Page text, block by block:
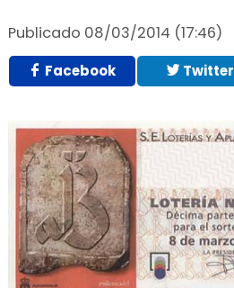
Publicado 08/03/2014 (17:46)
Facebook Twitter